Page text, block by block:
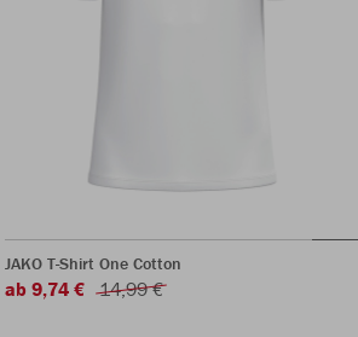
JAKO T-Shirt One Cotton
ab 9,74 € 14,99 €